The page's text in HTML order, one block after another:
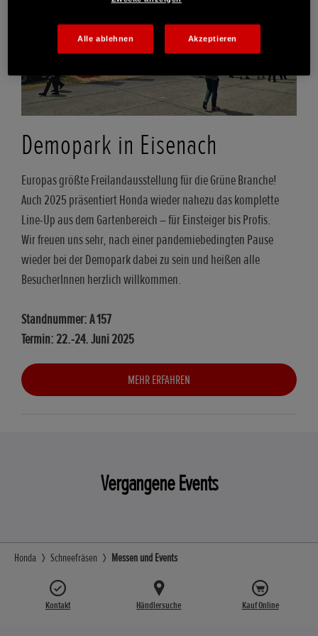
Demopark in Eisenach
Europas größte Freilandausstellung für die Grüne Branche!
Auch 2025 präsentiert Honda wieder nahezu das komplette
Line-Up aus dem Gartenbereich – für Einsteiger bis Profis.
Wir freuen uns sehr, nach einer pandemiebedingten Pause
wieder bei der Demopark dabei zu sein und heißen alle
BesucherInnen herzlich willkommen.
Standnummer: A 157
Termin: 22.-24. Juni 2025
MEHR ERFAHREN
Vergangene Events
Honda Schneefräsen Messen und Events
Kontakt Händlersuche Kauf Online
Alle ablehnen Akzeptieren